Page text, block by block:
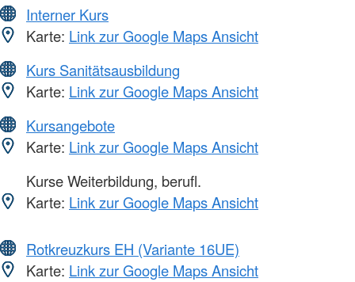
Interner Kurs
Karte: Link zur Google Maps Ansicht
Kurs Sanitätsausbildung
Karte: Link zur Google Maps Ansicht
Kursangebote
Karte: Link zur Google Maps Ansicht
Kurse Weiterbildung, berufl.
Karte: Link zur Google Maps Ansicht
Rotkreuzkurs EH (Variante 16UE)
Karte: Link zur Google Maps Ansicht